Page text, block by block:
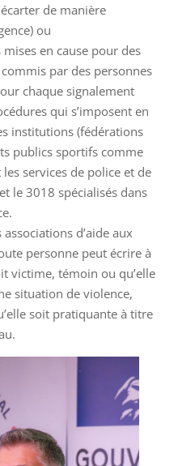
de manière
ou
en cause pour des
par des personnes
chaque signalement
qui s’imposent en
institutions (fédérations
publics sportifs comme
les services de police et de
le 3018 spécialisés dans
associations d’aide aux
personne peut écrire à
victime, témoin ou qu’elle
situation de violence,
soit pratiquante à titre